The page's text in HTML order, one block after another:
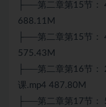
├──第二章第15节：
688.11M
├──第二章第15节：
575.43M
├──第二章第16节：
课.mp4 487.80M
├──第二章第17节：